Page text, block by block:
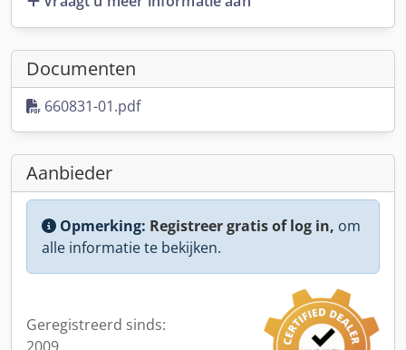
Documenten
660831-01.pdf
Aanbieder
Opmerking: Registreer gratis of log in, om
alle informatie te bekijken.
Geregistreerd sinds: